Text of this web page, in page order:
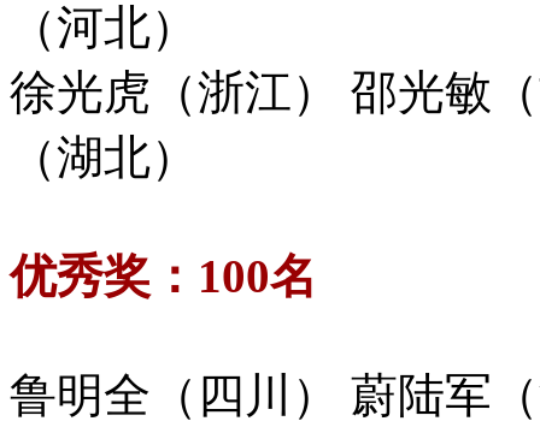
（河北）
徐光虎（浙江） 邵光敏
（湖北）
优秀奖：100名
鲁明全（四川） 蔚陆军